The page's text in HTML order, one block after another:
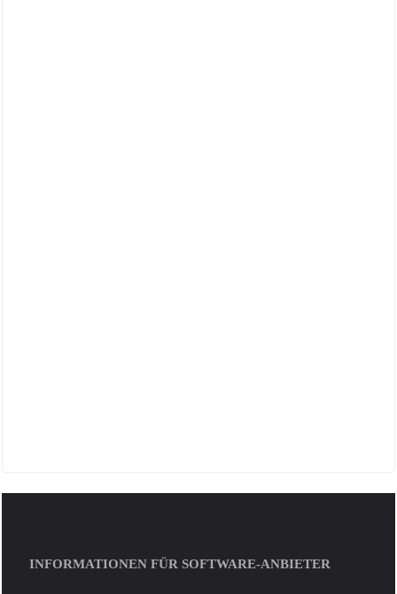
INFORMATIONEN FÜR SOFTWARE-ANBIETER